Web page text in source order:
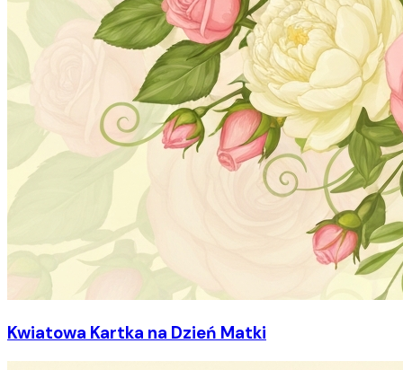
Kwiatowa Kartka na Dzień Matki